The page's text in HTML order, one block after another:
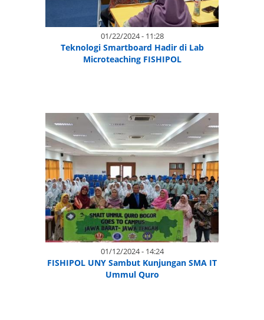
01/22/2024 - 11:28
Teknologi Smartboard Hadir di Lab
Microteaching FISHIPOL
01/12/2024 - 14:24
FISHIPOL UNY Sambut Kunjungan SMA IT
Ummul Quro